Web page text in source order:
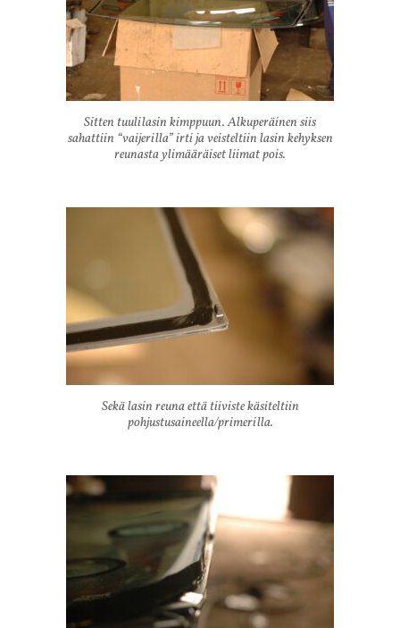
Sitten tuulilasin kimppuun. Alkuperäinen siis
sahattiin “vaijerilla” irti ja veisteltiin lasin kehyksen
reunasta ylimääräiset liimat pois.
Sekä lasin reuna että tiiviste käsiteltiin
pohjustusaineella/primerilla.